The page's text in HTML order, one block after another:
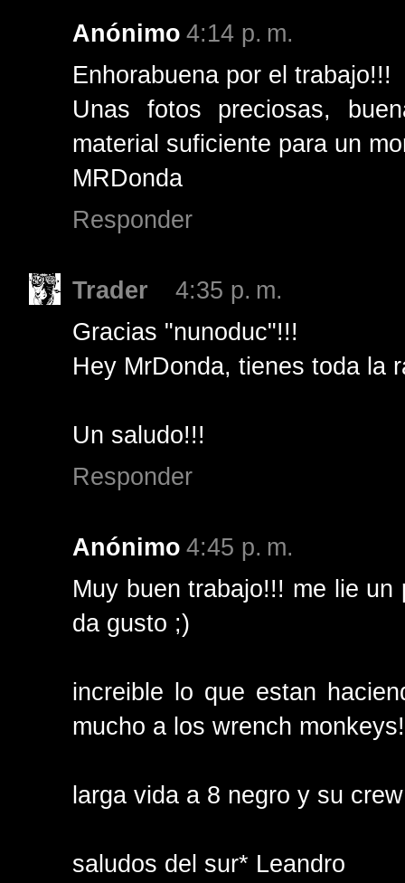
Anónimo 4:14 p. m.
Enhorabuena por el trabajo!!!
Unas fotos preciosas,
material suficiente para un
MRDonda
Responder
Trader
4:35 p. m.
Gracias "nunoduc"!!!
Hey MrDonda, tienes toda la
Un saludo!!!
Responder
Anónimo 4:45 p. m.
Muy buen trabajo!!! me lie
da gusto ;)
increible lo que estan
mucho a los wrench monkeys!
larga vida a 8 negro y su
saludos del sur* Leandro